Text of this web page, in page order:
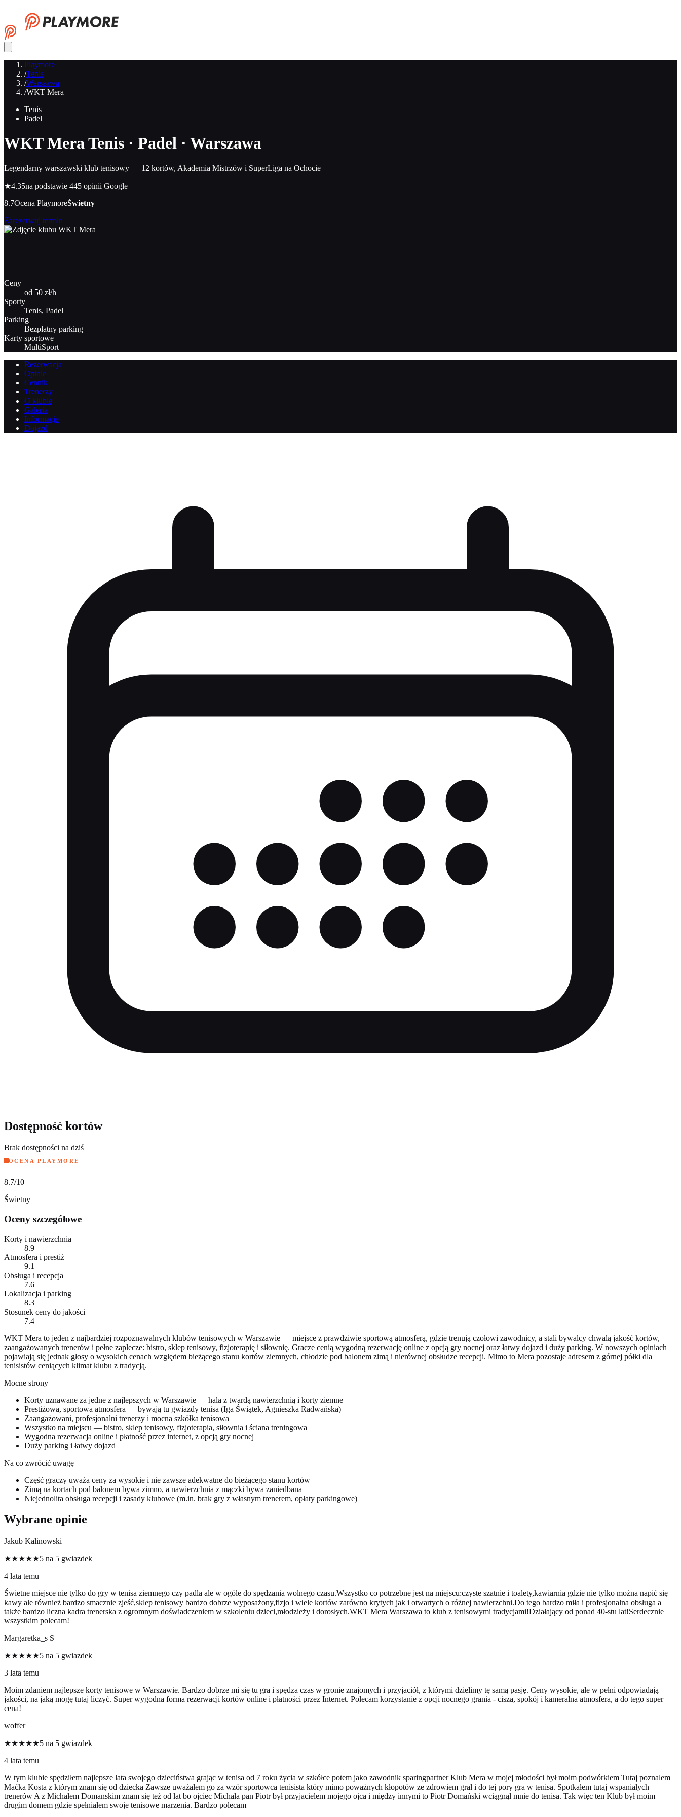
Playmore
/Tenis
/Warszawa
/WKT Mera
Tenis
Padel
WKT MeraTenis · Padel · Warszawa
Legendarny warszawski klub tenisowy — 12 kortów, Akademia Mistrzów i SuperLiga na Ochocie
★4.35na podstawie 445 opinii Google
8.7Ocena PlaymoreŚwietny
Zarezerwuj termin
Ceny
od 50 zł/h
Sporty
Tenis, Padel
Parking
Bezpłatny parking
Karty sportowe
MultiSport
Rezerwacja
Opinie
Cennik
Trenerzy
O klubie
Galeria
Informacje
Dojazd
Dostępność kortów
Brak dostępności na dziś
OCENA PLAYMORE
8.7/10
Świetny
Oceny szczegółowe
Korty i nawierzchnia
8.9
Atmosfera i prestiż
9.1
Obsługa i recepcja
7.6
Lokalizacja i parking
8.3
Stosunek ceny do jakości
7.4
WKT Mera to jeden z najbardziej rozpoznawalnych klubów tenisowych w Warszawie — miejsce z prawdziwie sportową atmosferą, gdzie trenują czołowi zawodnicy, a stali bywalcy chwalą jakość kortów,
zaangażowanych trenerów i pełne zaplecze: bistro, sklep tenisowy, fizjoterapię i siłownię. Gracze cenią wygodną rezerwację online z opcją gry nocnej oraz łatwy dojazd i duży parking. W nowszych opiniach
pojawiają się jednak głosy o wysokich cenach względem bieżącego stanu kortów ziemnych, chłodzie pod balonem zimą i nierównej obsłudze recepcji. Mimo to Mera pozostaje adresem z górnej półki dla
tenisistów ceniących klimat klubu z tradycją.
Mocne strony
Korty uznawane za jedne z najlepszych w Warszawie — hala z twardą nawierzchnią i korty ziemne
Prestiżowa, sportowa atmosfera — bywają tu gwiazdy tenisa (Iga Świątek, Agnieszka Radwańska)
Zaangażowani, profesjonalni trenerzy i mocna szkółka tenisowa
Wszystko na miejscu — bistro, sklep tenisowy, fizjoterapia, siłownia i ściana treningowa
Wygodna rezerwacja online i płatność przez internet, z opcją gry nocnej
Duży parking i łatwy dojazd
Na co zwrócić uwagę
Część graczy uważa ceny za wysokie i nie zawsze adekwatne do bieżącego stanu kortów
Zimą na kortach pod balonem bywa zimno, a nawierzchnia z mączki bywa zaniedbana
Niejednolita obsługa recepcji i zasady klubowe (m.in. brak gry z własnym trenerem, opłaty parkingowe)
Wybrane opinie
Jakub Kalinowski
★★★★★5 na 5 gwiazdek
4 lata temu
Świetne miejsce nie tylko do gry w tenisa ziemnego czy padla ale w ogóle do spędzania wolnego czasu.Wszystko co potrzebne jest na miejscu:czyste szatnie i toalety,kawiarnia gdzie nie tylko można napić się
kawy ale również bardzo smacznie zjeść,sklep tenisowy bardzo dobrze wyposażony,fizjo i wiele kortów zarówno krytych jak i otwartych o różnej nawierzchni.Do tego bardzo miła i profesjonalna obsługa a
także bardzo liczna kadra trenerska z ogromnym doświadczeniem w szkoleniu dzieci,młodzieży i dorosłych.WKT Mera Warszawa to klub z tenisowymi tradycjami!Działający od ponad 40-stu lat!Serdecznie
wszystkim polecam!
Margaretka_s S
★★★★★5 na 5 gwiazdek
3 lata temu
Moim zdaniem najlepsze korty tenisowe w Warszawie. Bardzo dobrze mi się tu gra i spędza czas w gronie znajomych i przyjaciół, z którymi dzielimy tę samą pasję. Ceny wysokie, ale w pełni odpowiadają
jakości, na jaką mogę tutaj liczyć. Super wygodna forma rezerwacji kortów online i płatności przez Internet. Polecam korzystanie z opcji nocnego grania - cisza, spokój i kameralna atmosfera, a do tego super
cena!
woffer
★★★★★5 na 5 gwiazdek
4 lata temu
W tym klubie spędziłem najlepsze lata swojego dzieciństwa grając w tenisa od 7 roku życia w szkółce potem jako zawodnik sparingpartner Klub Mera w mojej młodości był moim podwórkiem Tutaj poznalem
Maćka Kosta z którym znam się od dziecka Zawsze uważałem go za wzór sportowca tenisista który mimo poważnych kłopotów ze zdrowiem grał i do tej pory gra w tenisa. Spotkałem tutaj wspaniałych
trenerów A z Michałem Domanskim znam się też od lat bo ojciec Michała pan Piotr był przyjacielem mojego ojca i między innymi to Piotr Domański wciągnął mnie do tenisa. Tak więc ten Klub był moim
drugim domem gdzie spełniałem swoje tenisowe marzenia. Bardzo polecam